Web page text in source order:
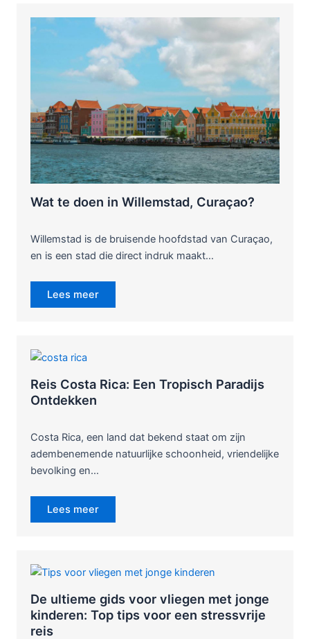
Wat te doen in Willemstad, Curaçao?
Willemstad is de bruisende hoofdstad van Curaçao,
en is een stad die direct indruk maakt…
Lees meer
Reis Costa Rica: Een Tropisch Paradijs
Ontdekken
Costa Rica, een land dat bekend staat om zijn
adembenemende natuurlijke schoonheid, vriendelijke
bevolking en…
Lees meer
De ultieme gids voor vliegen met jonge
kinderen: Top tips voor een stressvrije
reis